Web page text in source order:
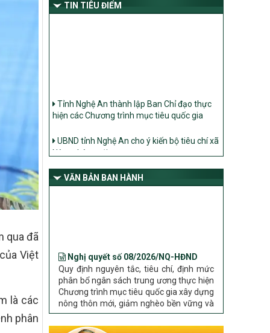
qua đã
Việt
là các
phân
TIN TIÊU ĐIỂM
hiện các Chương trình mục tiêu quốc gia
Nông thôn mới
Ban Thường vụ Tỉnh ủy Nghệ An ban hành
mục tiêu quốc gia xây dựng nông thôn mới,
giảm nghèo bền vững và phát triển kinh tế –
mục tiêu quốc gia trên địa bàn
VĂN BẢN BAN HÀNH
phân bổ ngân sách trung ương thực hiện
Chương trình mục tiêu quốc gia xây dựng
nông thôn mới, giảm nghèo bền vững và
phát triển kinh tế – xã hội vùng đồng bào
dân tộc thiểu số và miền núi giai đoạn
2026 – 2030 trên địa bàn tỉnh Nghệ An